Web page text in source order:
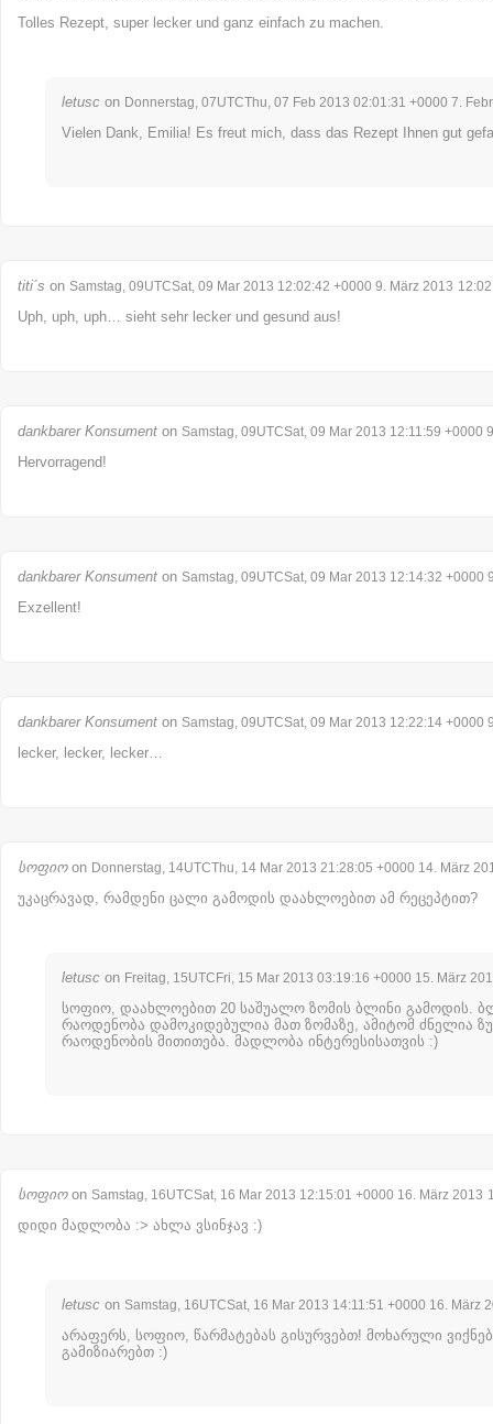
Tolles Rezept, super lecker und ganz einfach zu machen.
letusc on Donnerstag, 07UTCThu, 07 Feb 2013 02:01:31 +0000 7.
Vielen Dank, Emilia! Es freut mich, dass das Rezept Ihnen gut
titi´s on Samstag, 09UTCSat, 09 Mar 2013 12:02:42 +0000 9. März 2013 12:02
Uph, uph, uph… sieht sehr lecker und gesund aus!
dankbarer Konsument on Samstag, 09UTCSat, 09 Mar 2013 12:11:59 +0000
Hervorragend!
dankbarer Konsument on Samstag, 09UTCSat, 09 Mar 2013 12:14:32 +0000
Exzellent!
dankbarer Konsument on Samstag, 09UTCSat, 09 Mar 2013 12:22:14 +0000
lecker, lecker, lecker…
სოფიოon Donnerstag, 14UTCThu, 14 Mar 2013 21:28:05 +0000 14. März
უკაცრავად, რამდენი ცალი გამოდის დაახლოებით ამ რეცეპტით?
letusc on Freitag, 15UTCFri, 15 Mar 2013 03:19:16 +0000 15. März
სოფიო, დაახლოებით 20 საშუალო ზომის ბლინი გამოდის.
რაოდენობა დამოკიდებულია მათ ზომაზე, ამიტომ ძნელია
რაოდენობის მითითება. მადლობა ინტერესისათვის :)
სოფიოon Samstag, 16UTCSat, 16 Mar 2013 12:15:01 +0000 16. März 2013
დიდი მადლობა :> ახლა ვსინჯავ :)
letusc on Samstag, 16UTCSat, 16 Mar 2013 14:11:51 +0000 16. März
არაფერს, სოფიო, წარმატებას გისურვებთ! მოხარული
გამიზიარებთ :)